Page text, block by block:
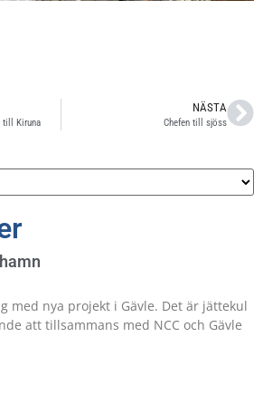
till Kiruna
NÄSTA
Chefen till sjöss
med nya projekt i Gävle. Det är jättekul
att tillsammans med NCC och Gävle